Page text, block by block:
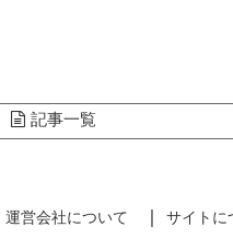
記事一覧
運営会社について サイトに